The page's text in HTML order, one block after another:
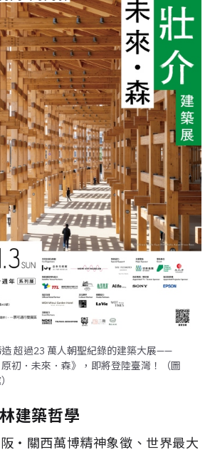
超過23 萬人朝聖紀錄的建築大展——
原初．未來．森》，即將登陸臺灣！（圖
建築哲學
・關西萬博精神象徵、世界最大